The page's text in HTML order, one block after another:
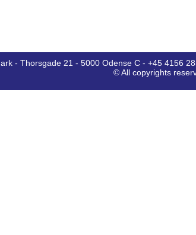
- Thorsgade 21 - 5000 Odense C - +45 4156
© All copyrights